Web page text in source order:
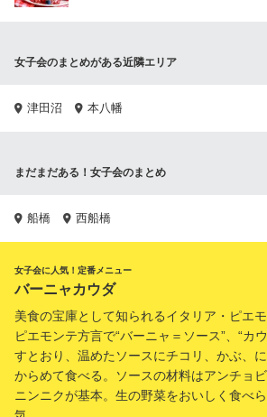
女子会のまとめがある近隣エリア
津田沼 本八幡
まだまだある！女子会のまとめ
船橋 西船橋
女子会に人気！定番メニュー
バーニャカウダ
美食の宝庫として知られるイタリア・ピエ
ピエモンテ方言で“バーニャ＝ソース”、“カ
すとおり、温めたソースにチコリ、かぶ、
からめて食べる。ソースの材料はアンチョビ
ニンニクが基本。生の野菜をおいしく食べ